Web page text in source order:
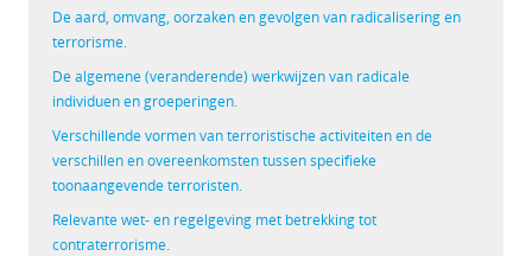
De aard, omvang, oorzaken en gevolgen van radicalisering en
terrorisme.
De algemene (veranderende) werkwijzen van radicale
individuen en groeperingen.
Verschillende vormen van terroristische activiteiten en de
verschillen en overeenkomsten tussen specifieke
toonaangevende terroristen.
Relevante wet- en regelgeving met betrekking tot
contraterrorisme.